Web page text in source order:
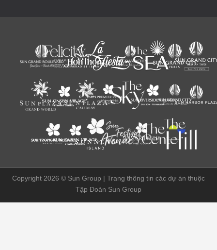
Copyright 2026 © Sun Group | Trang thông tin các dự án thuộc
Tập Đoàn Sun Group